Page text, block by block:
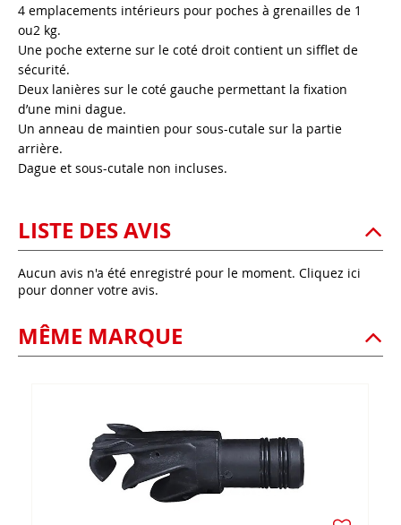
4 emplacements intérieurs pour poches à grenailles de 1
ou2 kg.
Une poche externe sur le coté droit contient un sifflet de
sécurité.
Deux lanières sur le coté gauche permettant la fixation
d’une mini dague.
Un anneau de maintien pour sous-cutale sur la partie
arrière.
Dague et sous-cutale non incluses.
LISTE DES AVIS
Aucun avis n'a été enregistré pour le moment. Cliquez ici
pour donner votre avis.
MÊME MARQUE